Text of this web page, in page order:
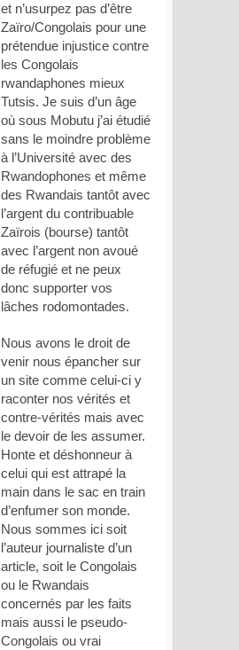
et n’usurpez pas d’être
Zaïro/Congolais pour une
prétendue injustice contre
les Congolais
rwandaphones mieux
Tutsis. Je suis d’un âge
où sous Mobutu j’ai étudié
sans le moindre problème
à l’Université avec des
Rwandophones et même
des Rwandais tantôt avec
l’argent du contribuable
Zaïrois (bourse) tantôt
avec l’argent non avoué
de réfugié et ne peux
donc supporter vos
lâches rodomontades.
Nous avons le droit de
venir nous épancher sur
un site comme celui-ci y
raconter nos vérités et
contre-vérités mais avec
le devoir de les assumer.
Honte et déshonneur à
celui qui est attrapé la
main dans le sac en train
d’enfumer son monde.
Nous sommes ici soit
l’auteur journaliste d’un
article, soit le Congolais
ou le Rwandais
concernés par les faits
mais aussi le pseudo-
Congolais ou vrai